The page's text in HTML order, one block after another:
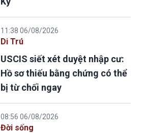
11:38 06/08/2026
Di Trú
USCIS siết xét duyệt nhập cư:
Hồ sơ thiếu bằng chứng có thể
bị từ chối ngay
08:56 06/08/2026
Đời sống